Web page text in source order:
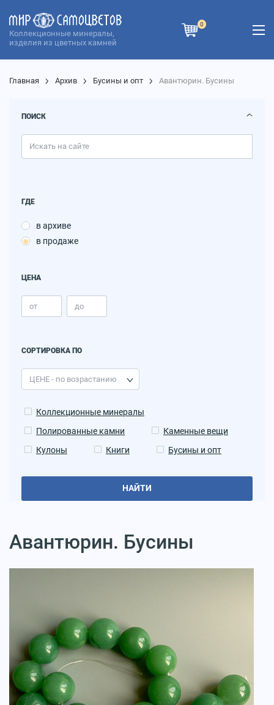
Коллекционные минералы,
изделия из цветных камней
0
Главная Архив Бусины и опт Авантюрин. Бусины
ПОИСК
ГДЕ
в архиве
в продаже
ЦЕНА
СОРТИРОВКА ПО
Коллекционные минералы
Полированные камни
Каменные вещи
Кулоны
Книги Бусины и опт
НАЙТИ
Авантюрин. Бусины